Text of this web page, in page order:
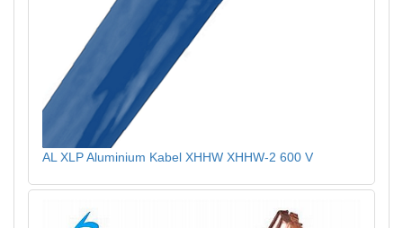
AL XLP Aluminium Kabel XHHW XHHW-2 600 V